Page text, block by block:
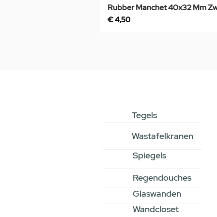
Rubber Manchet 40x32 Mm
Prijs
€ 4,50
Tegels
Wastafelkranen
Spiegels
Regendouches
Glaswanden
Wandcloset